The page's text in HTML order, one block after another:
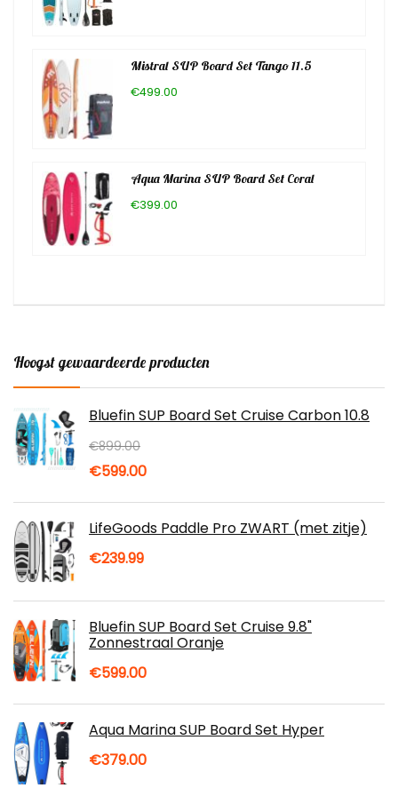
Mistral SUP Board Set Tango 11.5
€499.00
Aqua Marina SUP Board Set Coral
€399.00
Hoogst gewaardeerde producten
Bluefin SUP Board Set Cruise Carbon 10.8
€899.00
Oorspronkelijke
was:
€599.00Huidige
is:
LifeGoods Paddle Pro ZWART (met zitje)
€239.99
Bluefin SUP Board Set Cruise 9.8"
Zonnestraal Oranje
€599.00
Aqua Marina SUP Board Set Hyper
€379.00